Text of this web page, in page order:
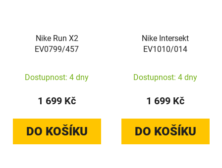
Nike Run X2
EV0799/457
Dostupnost: 4 dny
1 699 Kč
DO KOŠÍKU
Nike Intersekt
EV1010/014
Dostupnost: 4 dny
1 699 Kč
DO KOŠÍKU